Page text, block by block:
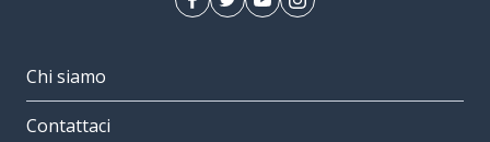
Chi siamo
Contattaci